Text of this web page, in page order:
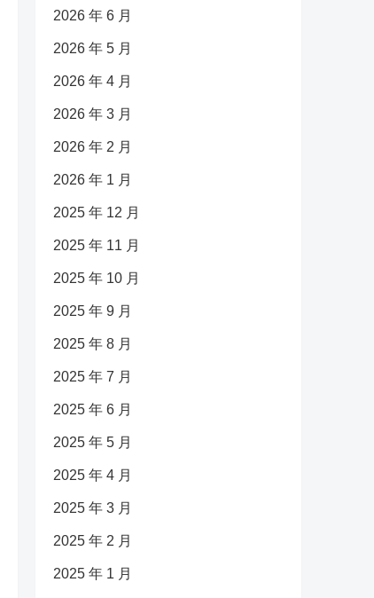
2026 年 6 月
2026 年 5 月
2026 年 4 月
2026 年 3 月
2026 年 2 月
2026 年 1 月
2025 年 12 月
2025 年 11 月
2025 年 10 月
2025 年 9 月
2025 年 8 月
2025 年 7 月
2025 年 6 月
2025 年 5 月
2025 年 4 月
2025 年 3 月
2025 年 2 月
2025 年 1 月